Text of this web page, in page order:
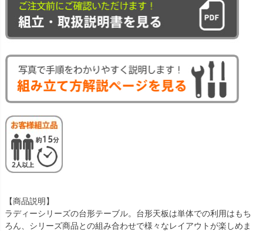
【商品説明】
ラディーシリーズの台形テーブル。台形天板は単体での利用はもち
ろん、シリーズ商品との組み合わせで様々なレイアウトが楽しめま